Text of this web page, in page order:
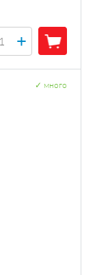
+
много